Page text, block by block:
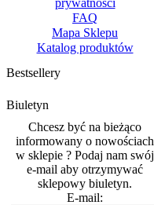
prywatnosci
FAQ
Mapa Sklepu
Katalog produktów
Bestsellery
Biuletyn
Chcesz być na bieżąco
informowany o nowościach
w sklepie ? Podaj nam swój
e-mail aby otrzymywać
sklepowy biuletyn.
E-mail: